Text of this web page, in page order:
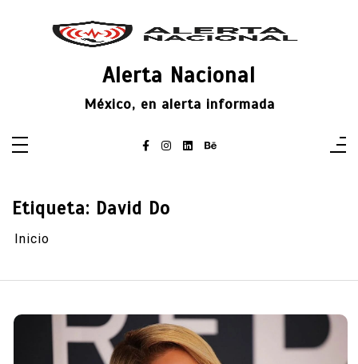
Alerta Nacional
México, en alerta informada
Etiqueta: David Do
Inicio